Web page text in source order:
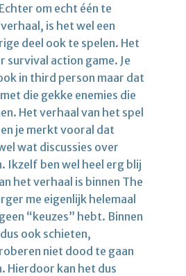
om echt één te
is het wel een
deel ook te spelen. Het
survival action game. Je
in third person maar dat
die gekke enemies die
Het verhaal van het spel
je merkt vooral dat
wat discussies over
Ikzelf ben wel heel erg blij
het verhaal is binnen The
me eigenlijk helemaal
“keuzes” hebt. Binnen
ook schieten,
niet dood te gaan
Hierdoor kan het dus